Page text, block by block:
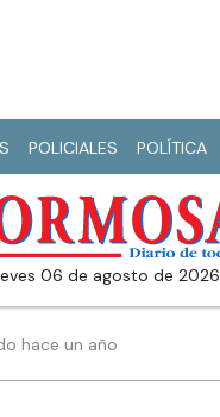
POLICIALES POLÍTICA
06 de agosto de 2026
hace un año